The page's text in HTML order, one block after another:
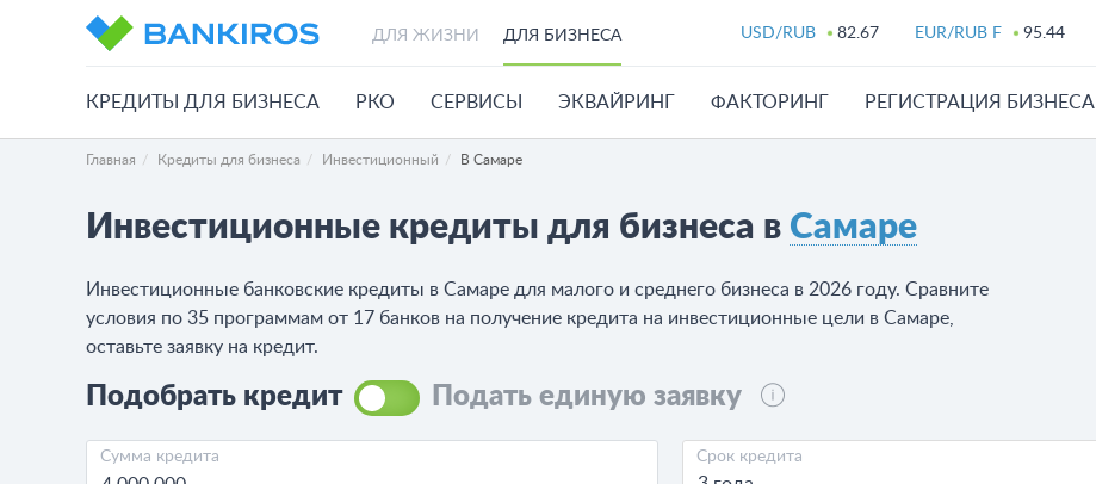
ДЛЯ ЖИЗНИ ДЛЯ БИЗНЕСА USD/RUB 82.67 EUR/RUB F 95.44
КРЕДИТЫ ДЛЯ БИЗНЕСА РКО СЕРВИСЫ ЭКВАЙРИНГ ФАКТОРИНГ РЕГИСТРАЦИЯ БИЗНЕСА
Главная Кредиты для бизнеса Инвестиционный В Самаре
Инвестиционные кредиты для бизнеса в Самаре
Инвестиционные банковские кредиты в Самаре для малого и среднего бизнеса в 2026 году. Сравните
условия по 35 программам от 17 банков на получение кредита на инвестиционные цели в Самаре,
оставьте заявку на кредит.
Подобрать кредит Подать единую заявку
Сумма кредита Срок кредита